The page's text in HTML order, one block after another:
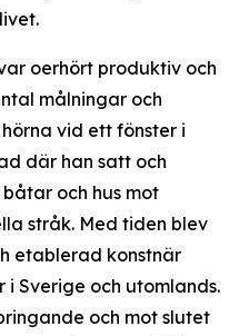
oerhört produktiv och
målningar och
vid ett fönster i
där han satt och
och hus mot
stråk. Med tiden blev
etablerad konstnär
Sverige och utomlands.
och mot slutet